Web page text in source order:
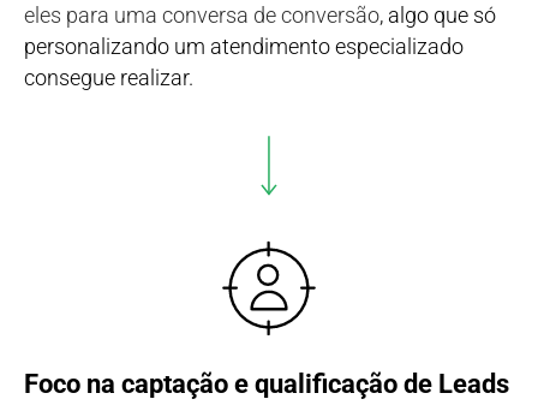
eles para uma conversa de conversão, algo que só
personalizando um atendimento especializado
consegue realizar.
Foco na captação e qualificação de Leads